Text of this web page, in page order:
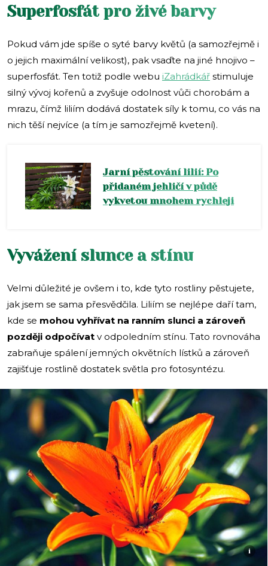
Superfosfát pro živé barvy
Pokud vám jde spíše o syté barvy květů (a samozřejmě i
o jejich maximální velikost), pak vsaďte na jiné hnojivo –
superfosfát. Ten totiž podle webu iZahrádkář stimuluje
silný vývoj kořenů a zvyšuje odolnost vůči chorobám a
mrazu, čímž liliím dodává dostatek síly k tomu, co vás na
nich těší nejvíce (a tím je samozřejmě kvetení).
Jarní pěstování lilií: Po
přidaném jehličí v půdě
vykvetou mnohem rychleji
Vyvážení slunce a stínu
Velmi důležité je ovšem i to, kde tyto rostliny pěstujete,
jak jsem se sama přesvědčila. Liliím se nejlépe daří tam,
kde se mohou vyhřívat na ranním slunci a zároveň
později odpočívat v odpoledním stínu. Tato rovnováha
zabraňuje spálení jemných okvětních lístků a zároveň
zajišťuje rostlině dostatek světla pro fotosyntézu.
i